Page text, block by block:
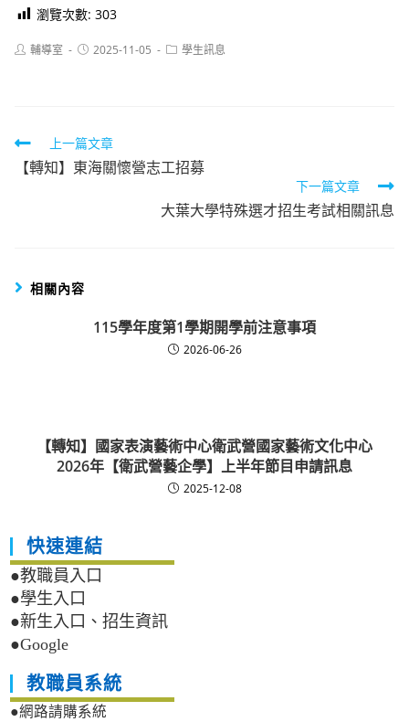
瀏覽次數: 303
Post輔導室
Post2025-11-05
Post學生訊息
Read
more
上一篇文章
【轉知】東海關懷營志工招募
下一篇文章
大葉大學特殊選才招生考試相關訊息
相關內容
115學年度第1學期開學前注意事項
2026-06-26
【轉知】國家表演藝術中心衛武營國家藝術文化中心
2026年【衛武營藝企學】上半年節目申請訊息
2025-12-08
快速連結
●教職員入口
●學生入口
●新生入口、招生資訊
●Google
教職員系統
●網路請購系統